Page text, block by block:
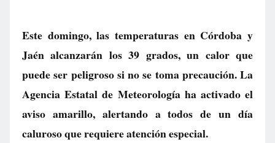
Este domingo, las temperaturas en Córdoba y
Jaén alcanzarán los 39 grados, un calor que
puede ser peligroso si no se toma precaución. La
Agencia Estatal de Meteorología ha activado el
aviso amarillo, alertando a todos de un día
caluroso que requiere atención especial.